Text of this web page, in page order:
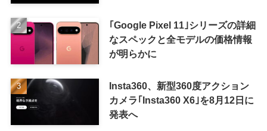
｢Google Pixel 11｣シリーズの詳細
なスペックと全モデルの価格情報
が明らかに
Insta360、新型360度アクション
カメラ｢Insta360 X6｣を8月12日に
発表へ